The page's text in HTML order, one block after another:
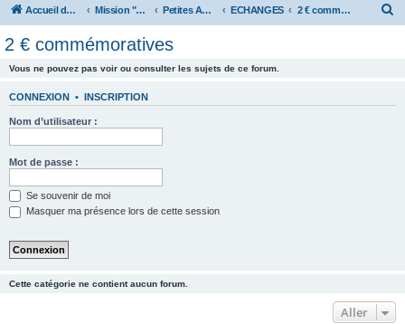
Accueil du forum Mission "Animation" Petites Annonces ECHANGES 2 € commémoratives
2 € commémoratives
Vous ne pouvez pas voir ou consulter les sujets de ce forum.
CONNEXION • INSCRIPTION
Nom d’utilisateur :
Mot de passe :
Se souvenir de moi
Masquer ma présence lors de cette session
Cette catégorie ne contient aucun forum.
Aller